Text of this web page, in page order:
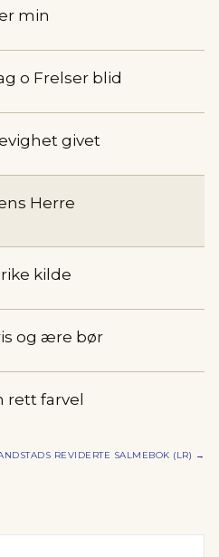
min
o Frelser blid
givet
Herre
kilde
og ære bør
rett farvel
REVIDERTE SALMEBOK (LR) →